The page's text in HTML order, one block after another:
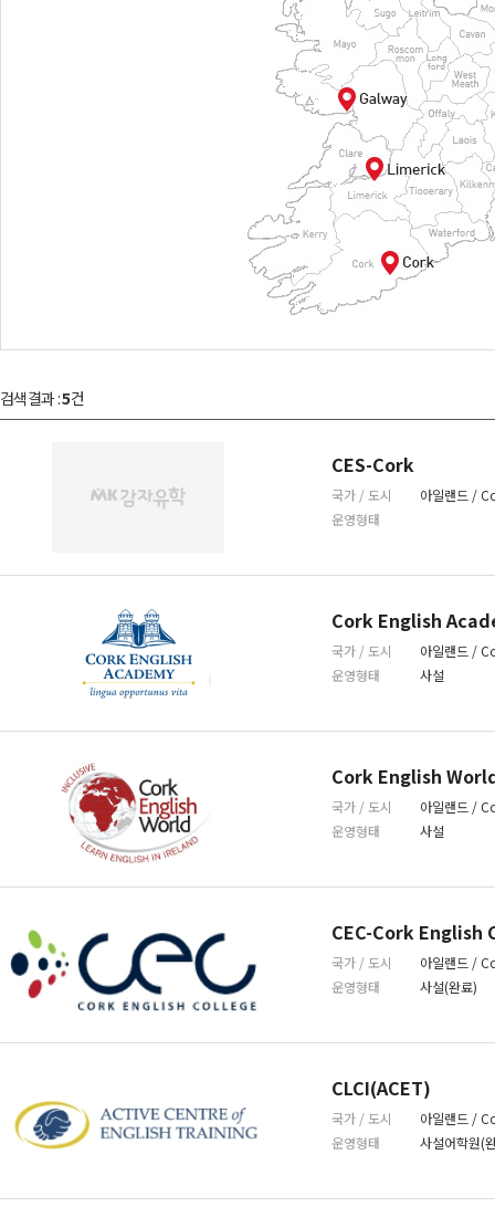
검색결과 :5건
CES-Cork
국가 / 도시
아일랜드 /
운영형태
Cork English
국가 / 도시
아일랜드 /
운영형태
사설
Cork English
국가 / 도시
아일랜드 /
운영형태
사설
CEC-Cork English
국가 / 도시
아일랜드 /
운영형태
사설(완료)
CLCI(ACET)
국가 / 도시
아일랜드 /
운영형태
사설어학원(